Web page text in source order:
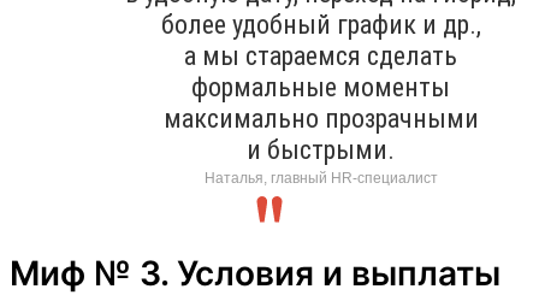
более удобный график и др.,
а мы стараемся сделать
формальные моменты
максимально прозрачными
и быстрыми.
Наталья, главный HR-специалист
Миф № 3. Условия и выплаты